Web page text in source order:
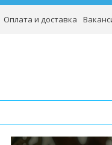
Оплата и доставка